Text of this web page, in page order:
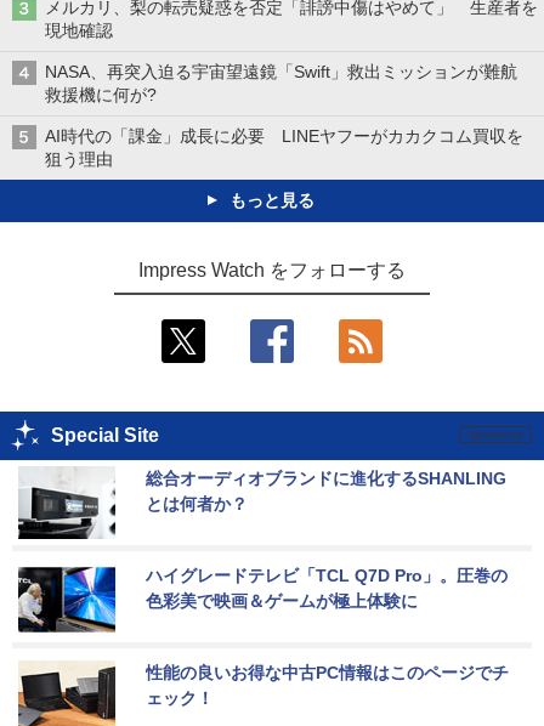
メルカリ、梨の転売疑惑を否定「誹謗中傷はやめて」 生産者を
現地確認
NASA、再突入迫る宇宙望遠鏡「Swift」救出ミッションが難航
救援機に何が?
AI時代の「課金」成長に必要 LINEヤフーがカカクコム買収を
狙う理由
もっと見る
Impress Watch をフォローする
Special Site
総合オーディオブランドに進化するSHANLING
とは何者か？
ハイグレードテレビ「TCL Q7D Pro」。圧巻の
色彩美で映画＆ゲームが極上体験に
性能の良いお得な中古PC情報はこのページでチ
ェック！